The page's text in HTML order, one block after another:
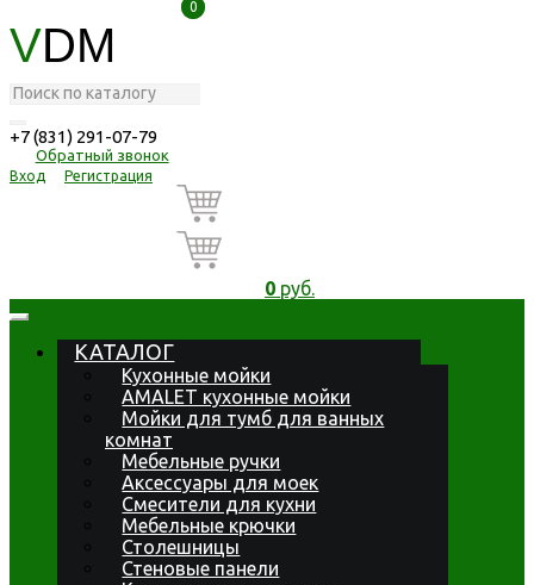
VDM
+7 (831) 291-07-79
Обратный звонок
Вход Регистрация
0
0
0руб.
КАТАЛОГ
Кухонные мойки
AMALET кухонные мойки
Мойки для тумб для ванных
комнат
Мебельные ручки
Аксессуары для моек
Смесители для кухни
Мебельные крючки
Столешницы
Стеновые панели